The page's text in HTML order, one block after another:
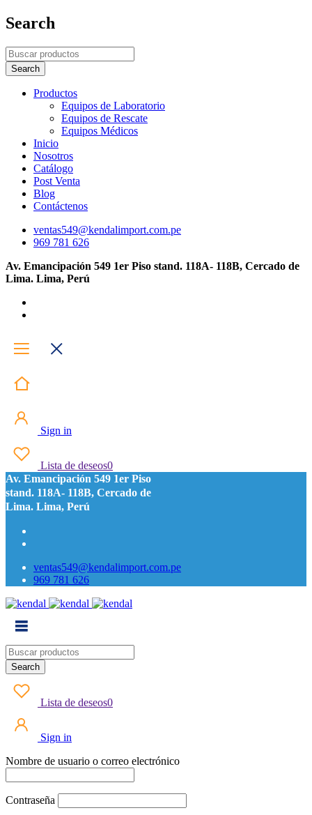
Search
Productos
Equipos de Laboratorio
Equipos de Rescate
Equipos Médicos
Inicio
Nosotros
Catálogo
Post Venta
Blog
Contáctenos
ventas549@kendalimport.com.pe
969 781 626
Av. Emancipación 549 1er Piso stand. 118A- 118B, Cercado de
Lima. Lima, Perú
Sign in
Lista de deseos0
Av. Emancipación 549 1er Piso
stand. 118A- 118B, Cercado de
Lima. Lima, Perú
ventas549@kendalimport.com.pe
969 781 626
Lista de deseos0
Sign in
Nombre de usuario o correo electrónico
Contraseña